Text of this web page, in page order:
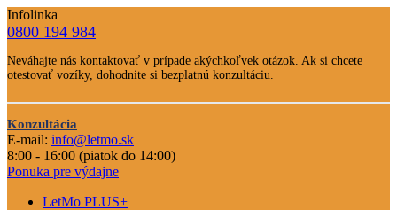
Infolinka
Telefone
číslo
0800 194 984
Text
Nevahajte
nás
kontaktovať
Neváhajte nás kontaktovať v prípade akýchkoľvek otázok. Ak si chcete
otestovať vozíky, dohodnite si bezplatnú konzultáciu.
Odkaz
na
konzultáciu
Konzultácia
E-mail: info@letmo.sk
8:00 - 16:00 (piatok do 14:00)
Ponuka pre výdajne
LetMo PLUS+